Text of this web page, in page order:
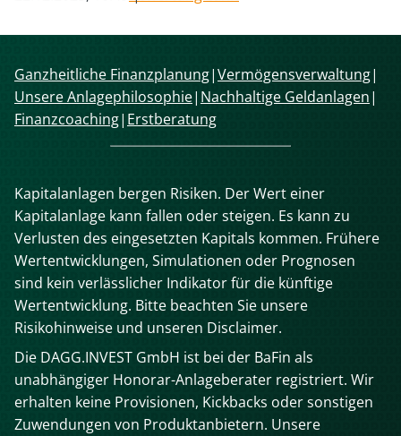
Navigation
überspringen
Ganzheitliche Finanzplanung Vermögensverwaltung
Unsere Anlagephilosophie Nachhaltige Geldanlagen
Finanzcoaching Erstberatung
Kapitalanlagen bergen Risiken. Der Wert einer
Kapitalanlage kann fallen oder steigen. Es kann zu
Verlusten des eingesetzten Kapitals kommen. Frühere
Wertentwicklungen, Simulationen oder Prognosen
sind kein verlässlicher Indikator für die künftige
Wertentwicklung. Bitte beachten Sie unsere
Risikohinweise und unseren Disclaimer.
Die DAGG.INVEST GmbH ist bei der BaFin als
unabhängiger Honorar-Anlageberater registriert. Wir
erhalten keine Provisionen, Kickbacks oder sonstigen
Zuwendungen von Produktanbietern. Unsere